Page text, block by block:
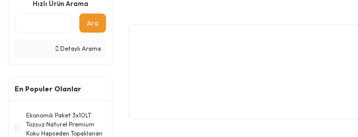
Hızlı Ürün Arama
Ara
Detaylı Arama
En Populer Olanlar
Ekonomik Paket 3x10LT
Tozsuz Naturel Premium
Koku Hapseden Topaklanan